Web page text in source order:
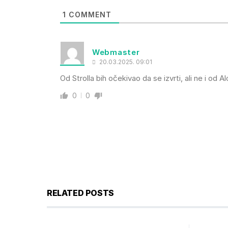
1 COMMENT
Webmaster
20.03.2025. 09:01
Od Strolla bih očekivao da se izvrti, ali ne i od
0 0
RELATED POSTS